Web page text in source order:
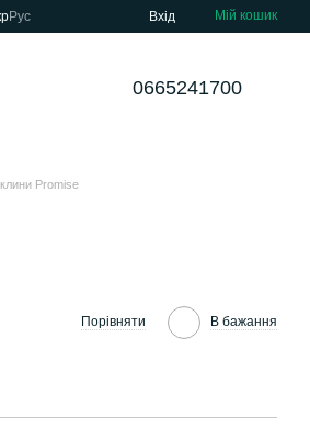
Рус Вхід Мій кошик
0665241700
Promise
Порівняти В бажання